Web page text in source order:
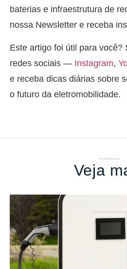
baterias e infraestrutura de
nossa Newsletter e receba
Este artigo foi útil para você?
redes sociais — Instagram,
e receba dicas diárias sobre
o futuro da eletromobilidade.
Veja